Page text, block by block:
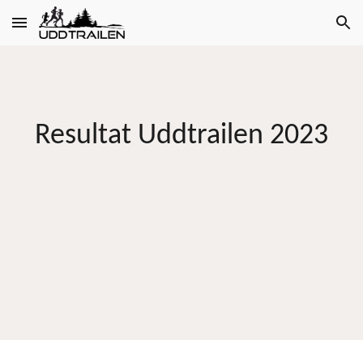
Skip to main content Skip to navigation
Resultat Uddtrailen 2023